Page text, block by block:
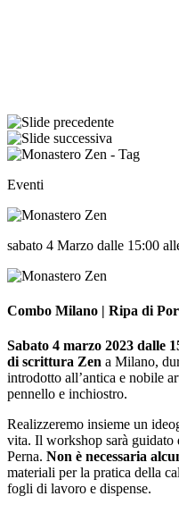
Eventi
sabato 4 Marzo dalle 15:00
Combo Milano | Ripa di
Sabato 4 marzo 2023 dalle
di scrittura Zen a Milano,
introdotto all’antica e nobile
pennello e inchiostro.
Realizzeremo insieme un
vita. Il workshop sarà guidato
Perna. Non è necessaria
materiali per la pratica della
fogli di lavoro e dispense.